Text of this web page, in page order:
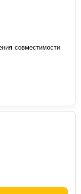
совместимости